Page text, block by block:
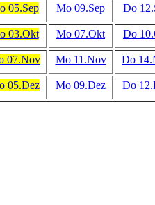
05.Sep Mo 09.Sep Do
03.Okt Mo 07.Okt Do
07.Nov Mo 11.Nov Do
05.Dez Mo 09.Dez Do